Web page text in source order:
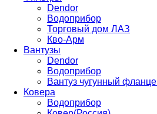
Dendor
Водоприбор
Торговый дом ЛАЗ
Кво-Арм
Вантузы
Dendor
Водоприбор
Вантуз чугунный
Ковера
Водоприбор